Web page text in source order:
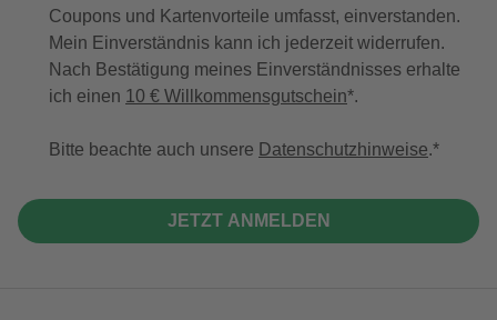
Coupons und Kartenvorteile umfasst, einverstanden.
Mein Einverständnis kann ich jederzeit widerrufen.
Nach Bestätigung meines Einverständnisses erhalte
ich einen 10 € Willkommensgutschein*.
Bitte beachte auch unsere Datenschutzhinweise.
JETZT ANMELDEN